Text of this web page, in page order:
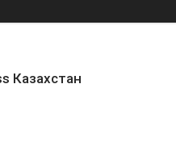
Казахстан